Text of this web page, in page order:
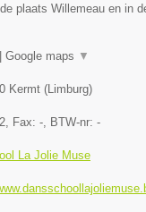
plaats Willemeau en in
Google maps ▼
Kermt ( Limburg)
, Fax: - , BTW-nr: -
La Jolie Muse